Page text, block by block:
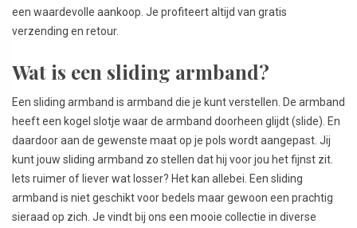
een waardevolle aankoop. Je profiteert altijd van gratis
verzending en retour.
Wat is een sliding armband?
Een sliding armband is armband die je kunt verstellen. De armband
heeft een kogel slotje waar de armband doorheen glijdt (slide). En
daardoor aan de gewenste maat op je pols wordt aangepast. Jij
kunt jouw sliding armband zo stellen dat hij voor jou het fijnst zit.
Iets ruimer of liever wat losser? Het kan allebei. Een sliding
armband is niet geschikt voor bedels maar gewoon een prachtig
sieraad op zich. Je vindt bij ons een mooie collectie in diverse